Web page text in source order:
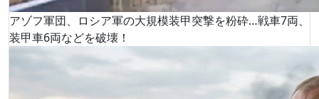
アゾフ軍団、ロシア軍の大規模装甲突撃を粉砕…戦車7両、
装甲車6両などを破壊！